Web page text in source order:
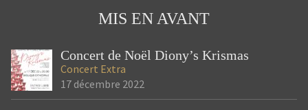
SAINT DENIS
MIS EN AVANT
Concert de Noël Diony’s Krismas
Concert Extra
17 décembre 2022